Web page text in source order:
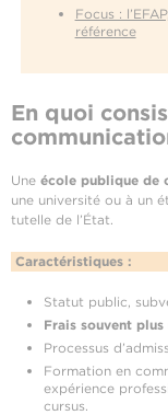
Focus :
référence
En quoi
Une école publique de
une université ou à un
tutelle de l’État.
Caractéristiques :
Statut public,
Frais souvent plus
Processus
Formation en
expérience
cursus.